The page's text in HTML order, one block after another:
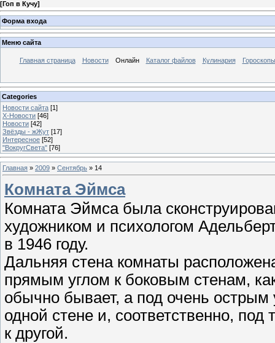
[Гоп в Кучу]
Форма входа
Меню сайта
Главная страница Новости Онлайн Каталог файлов Кулинария Гороскопы
Categories
Новости сайта [1]
Х-Новости [46]
Новости [42]
Звёзды - жЖут [17]
Интересное [52]
"ВокругСвета" [76]
Главная » 2009 » Сентябрь » 14
Комната Эймса
Комната Эймса была
художником и психологом
в 1946 году.
Дальняя стена комнаты
прямым углом к боковым стенам,
обычно бывает, а под очень острым
одной стене и, соответственно, под
к другой.